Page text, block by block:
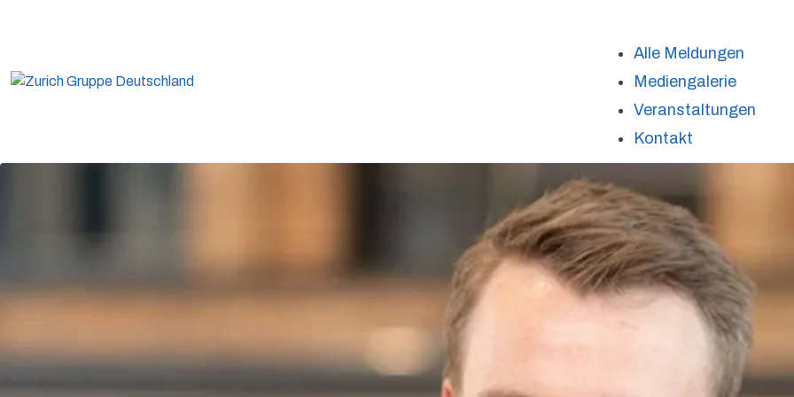
Alle Meldungen
Mediengalerie
Veranstaltungen
Kontakt